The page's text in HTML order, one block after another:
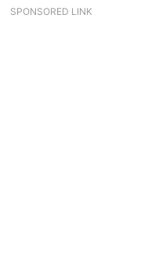
SPONSORED LINK